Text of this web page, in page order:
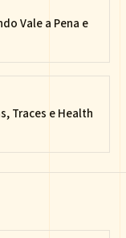
Vale a Pena e
Traces e Health